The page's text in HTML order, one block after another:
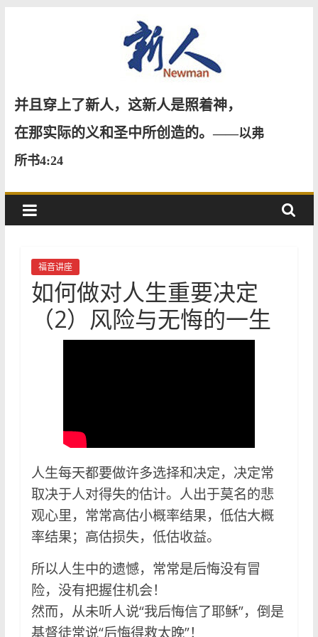
新
人
并且穿上了新人，这新人是照着神，
在那实际的义和圣中所创造的。——以弗
所书4:24
福音讲座
如何做对⼈⽣重要决定
（2）风险与⽆悔的⼀⽣
人生每天都要做许多选择和决定，决定常
取决于人对得失的估计。人出于莫名的悲
观心里，常常高估小概率结果，低估大概
率结果；高估损失，低估收益。
所以⼈⽣中的遗憾，常常是后悔没有冒
险，没有把握住机会！
然而，从未听人说“我后悔信了耶稣”，倒是
基督徒常说“后悔得救太晚”！